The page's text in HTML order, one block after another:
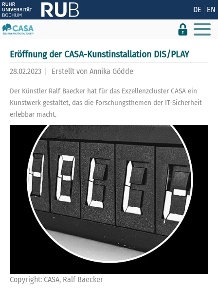
Zeige besser passende Version dieser Seite DE EN
Eröffnung der CASA-Kunstinstallation DIS/PLAY
28.02.2023 Erstellt von Annika Gödde
Der Künstler Ralf Baecker hat für das Exzellenzcluster CASA ein
Kunstwerk gestaltet, das die Forschungsthemen der IT-Sicherheit
erlebbar macht.
Copyright: CASA, Ralf Baecker